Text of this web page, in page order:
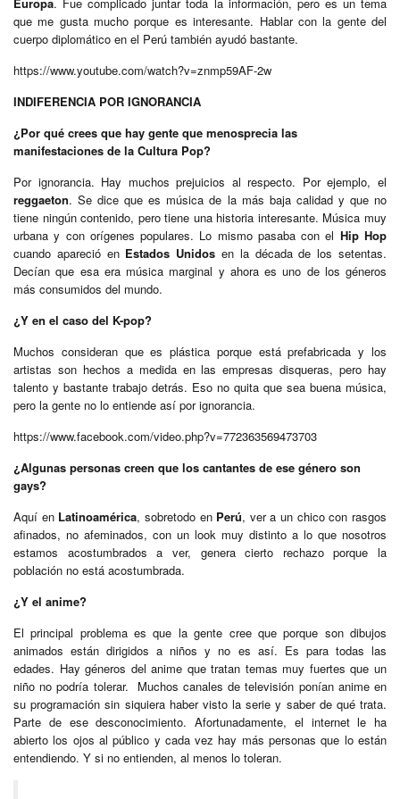
que me gusta mucho porque es interesante. Hablar con la gente del
cuerpo diplomático en el Perú también ayudó bastante.
https://www.youtube.com/watch?v=znmp59AF-2w
INDIFERENCIA POR IGNORANCIA
¿Por qué crees que hay gente que menosprecia las
manifestaciones de la Cultura Pop?
Por ignorancia. Hay muchos prejuicios al respecto. Por ejemplo, el
reggaeton. Se dice que es música de la más baja calidad y que no
tiene ningún contenido, pero tiene una historia interesante. Música muy
urbana y con orígenes populares. Lo mismo pasaba con el Hip Hop
cuando apareció en Estados Unidos en la década de los setentas.
Decían que esa era música marginal y ahora es uno de los géneros
más consumidos del mundo.
¿Y en el caso del K-pop?
Muchos consideran que es plástica porque está prefabricada y los
artistas son hechos a medida en las empresas disqueras, pero hay
talento y bastante trabajo detrás. Eso no quita que sea buena música,
pero la gente no lo entiende así por ignorancia.
https://www.facebook.com/video.php?v=772363569473703
¿Algunas personas creen que los cantantes de ese género son
gays?
Aquí en Latinoamérica, sobretodo en Perú, ver a un chico con rasgos
afinados, no afeminados, con un look muy distinto a lo que nosotros
estamos acostumbrados a ver, genera cierto rechazo porque la
población no está acostumbrada.
¿Y el anime?
El principal problema es que la gente cree que porque son dibujos
animados están dirigidos a niños y no es así. Es para todas las
edades. Hay géneros del anime que tratan temas muy fuertes que un
niño no podría tolerar. Muchos canales de televisión ponían anime en
su programación sin siquiera haber visto la serie y saber de qué trata.
Parte de ese desconocimiento. Afortunadamente, el internet le ha
abierto los ojos al público y cada vez hay más personas que lo están
entendiendo. Y si no entienden, al menos lo toleran.